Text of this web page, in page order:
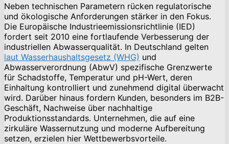
Neben technischen Parametern rücken regulatorische
und ökologische Anforderungen stärker in den Fokus.
Die Europäische Industrieemissionsrichtlinie (IED)
fordert seit 2010 eine fortlaufende Verbesserung der
industriellen Abwasserqualität. In Deutschland gelten
laut Wasserhaushaltsgesetz (WHG) und
Abwasserverordnung (AbwV) spezifische Grenzwerte
für Schadstoffe, Temperatur und pH-Wert, deren
Einhaltung kontrolliert und zunehmend digital überwacht
wird. Darüber hinaus fordern Kunden, besonders im B2B-
Geschäft, Nachweise über nachhaltige
Produktionsstandards. Unternehmen, die auf eine
zirkuläre Wassernutzung und moderne Aufbereitung
setzen, erzielen hier Wettbewerbsvorteile.